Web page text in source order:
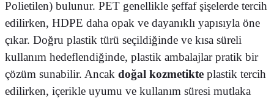
Polietilen) bulunur. PET genellikle şeffaf şişelerde tercih
edilirken, HDPE daha opak ve dayanıklı yapısıyla öne
çıkar. Doğru plastik türü seçildiğinde ve kısa süreli
kullanım hedeflendiğinde, plastik ambalajlar pratik bir
çözüm sunabilir. Ancak doğal kozmetikte plastik tercih
edilirken, içerikle uyumu ve kullanım süresi mutlaka